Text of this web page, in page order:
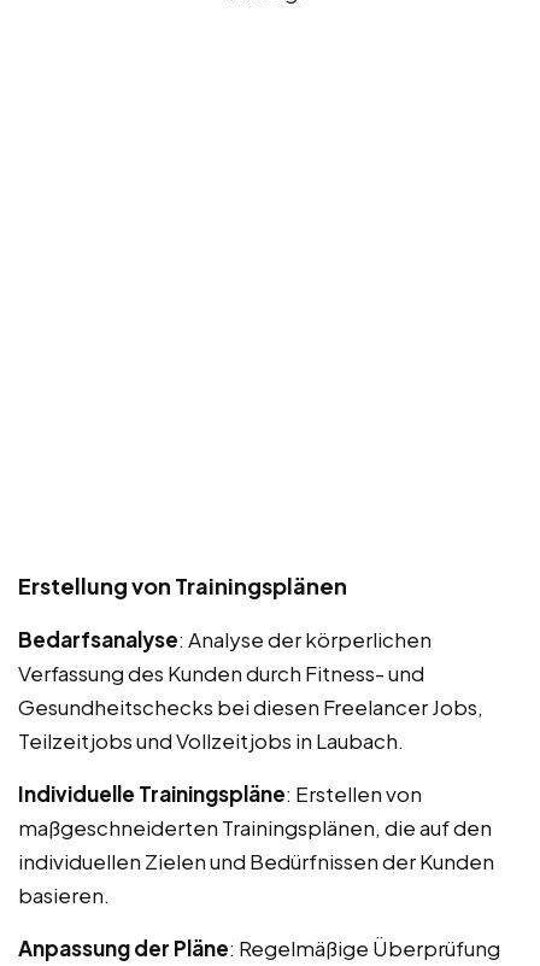
Erstellung von Trainingsplänen
Bedarfsanalyse: Analyse der körperlichen
Verfassung des Kunden durch Fitness- und
Gesundheitschecks bei diesen Freelancer Jobs,
Teilzeitjobs und Vollzeitjobs in Laubach.
Individuelle Trainingspläne: Erstellen von
maßgeschneiderten Trainingsplänen, die auf den
individuellen Zielen und Bedürfnissen der Kunden
basieren.
Anpassung der Pläne: Regelmäßige Überprüfung